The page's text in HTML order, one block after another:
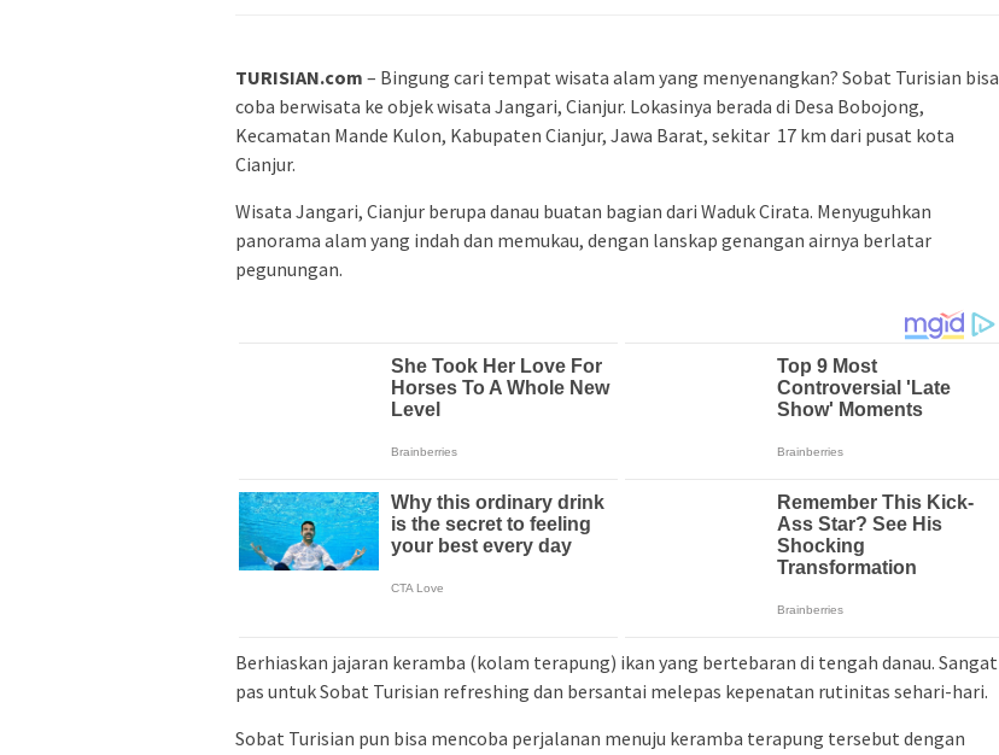
TURISIAN.com – Bingung cari tempat wisata alam yang menyenangkan? Sobat Turisian bisa
coba berwisata ke objek wisata Jangari, Cianjur. Lokasinya berada di Desa Bobojong,
Kecamatan Mande Kulon, Kabupaten Cianjur, Jawa Barat, sekitar 17 km dari pusat kota
Cianjur.
Wisata Jangari, Cianjur berupa danau buatan bagian dari Waduk Cirata. Menyuguhkan
panorama alam yang indah dan memukau, dengan lanskap genangan airnya berlatar
pegunungan.
Berhiaskan jajaran keramba (kolam terapung) ikan yang bertebaran di tengah danau. Sangat
pas untuk Sobat Turisian refreshing dan bersantai melepas kepenatan rutinitas sehari-hari.
Sobat Turisian pun bisa mencoba perjalanan menuju keramba terapung tersebut dengan